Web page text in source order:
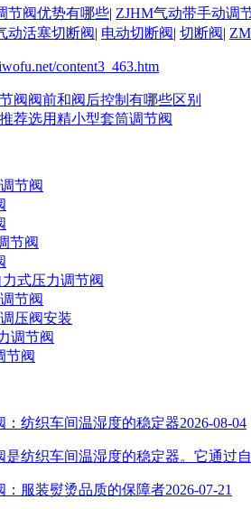
节阀优势有哪些| ZJHM气动带手动调
动活塞切断阀| 电动切断阀| 切断阀|
content3_463.htm
阀阀前和阀后控制有哪些区别
荐选用精小型套筒调节阀
节阀
节阀
式压力调节阀
节阀
压阀安装
调节阀
节阀
：纺织车间温湿度的稳定器2026-08-04
是纺织车间温湿度的稳定器。它通
：服装熨烫品质的保障者2026-07-21